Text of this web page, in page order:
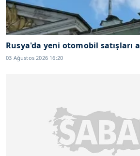
Rusya'da yeni otomobil satışları
03 Ağustos 2026 16:20